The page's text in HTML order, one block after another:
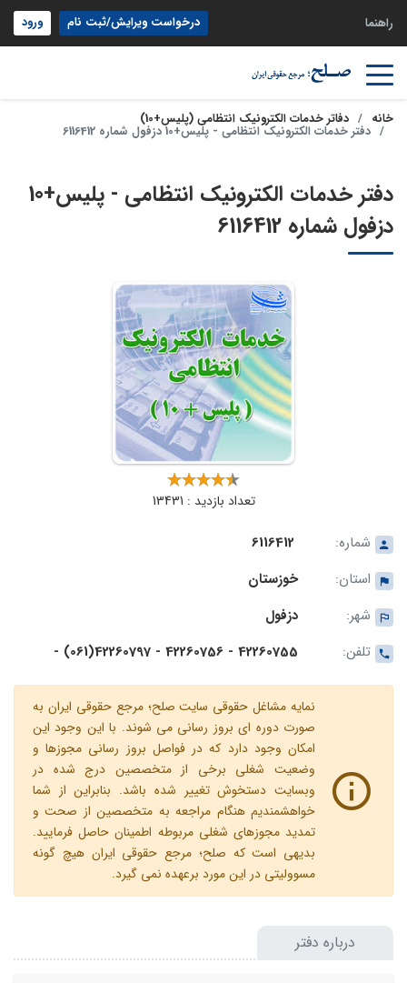
راهنما درخواست ویرایش/ثبت نام ورود
خانه دفاتر خدمات الکترونیک انتظامی (پلیس+10)
دفتر خدمات الکترونیک انتظامی - پلیس+10 دزفول شماره 6116412
دفتر خدمات الکترونیک انتظامی - پلیس+10
دزفول شماره 6116412
تعداد بازدید : 13431
شماره:
6116412
استان:
خوزستان
شهر:
دزفول
تلفن:
42260755 - 42260756 - 42260797(061) -
نمایه مشاغل حقوقی سایت صلح؛ مرجع حقوقی ایران به
صورت دوره ای بروز رسانی می شوند. با این وجود این
امکان وجود دارد که در فواصل بروز رسانی مجوزها و
وضعیت شغلی برخی از متخصصین درج شده در
وبسایت دستخوش تغییر شده باشد. بنابراین از شما
خواهشمندیم هنگام مراجعه به متخصصین از صحت و
تمدید مجوزهای شغلی مربوطه اطمینان حاصل فرمایید.
بدیهی است که صلح؛ مرجع حقوقی ایران هیچ گونه
مسوولیتی در این مورد برعهده نمی گیرد.
درباره دفتر